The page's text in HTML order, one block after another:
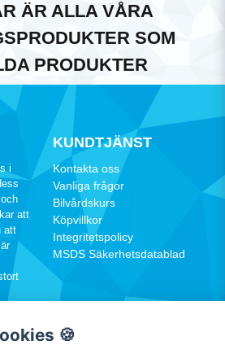
ÄR ALLA VÅRA
SOM
PRODUKTER
i
att
att
KUNDTJÄNST
Kontakta oss
Vanliga frågor
Bilvårdskurs
Köpvillkor
Integritetspolicy
MSDS Säkerhetsdatablad
🍪